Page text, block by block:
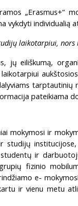
vykdyti
laikotarpiui, nors
eiliškumą,
pateikiama
mokymosi ir
studijų
ir
fizinio
e-
ir vienu metu